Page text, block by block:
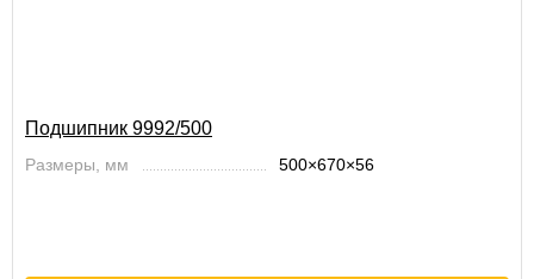
Подшипник 9992/500
Размеры, мм 500×670×56